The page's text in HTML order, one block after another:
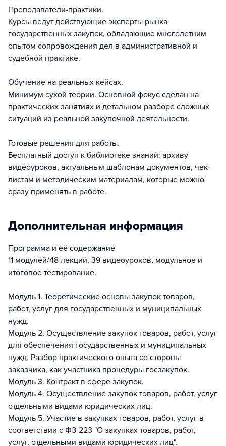
Преподаватели-практики.
Курсы ведут действующие эксперты рынка
государственных закупок, обладающие многолетним
опытом сопровождения дел в административной и
судебной практике.
Обучение на реальных кейсах.
Минимум сухой теории. Основной фокус сделан на
практических занятиях и детальном разборе сложных
ситуаций из реальной закупочной деятельности.
Готовые решения для работы.
Бесплатный доступ к библиотеке знаний: архиву
видеоуроков, актуальным шаблонам документов, чек-
листам и методическим материалам, которые можно
сразу применять в работе.
Дополнительная информация
Программа и её содержание
11 модулей/48 лекций, 39 видеоуроков, модульное и
итоговое тестирование.
Модуль 1. Теоретические основы закупок товаров,
работ, услуг для государственных и муниципальных
нужд.
Модуль 2. Осуществление закупок товаров, работ, услуг
для обеспечения государственных и муниципальных
нужд. Разбор практического опыта со стороны
заказчика, как участника процедуры госзакупок.
Модуль 3. Контракт в сфере закупок.
Модуль 4. Осуществление закупок товаров, работ, услуг
отдельными видами юридических лиц.
Модуль 5. Участие в закупках товаров, работ, услуг в
соответствии с ФЗ-223 "О закупках товаров, работ,
услуг, отдельными видами юридических лиц".